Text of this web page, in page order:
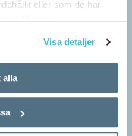
eller som de har
Visa detaljer
alla